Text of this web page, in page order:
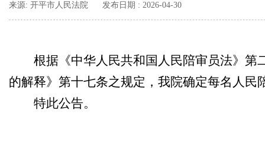
来源: 开平市人民法院 发布日期 : 2026-04-30
根据《中华人民共和国人民陪审员法》
的解释》第十七条之规定，我院确定每名人民
特此公告。